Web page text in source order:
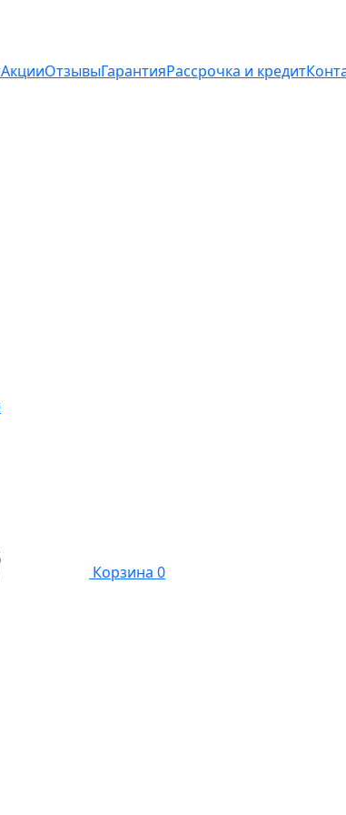
АкцииОтзывыГарантияРассрочка и кредит
Корзина 0